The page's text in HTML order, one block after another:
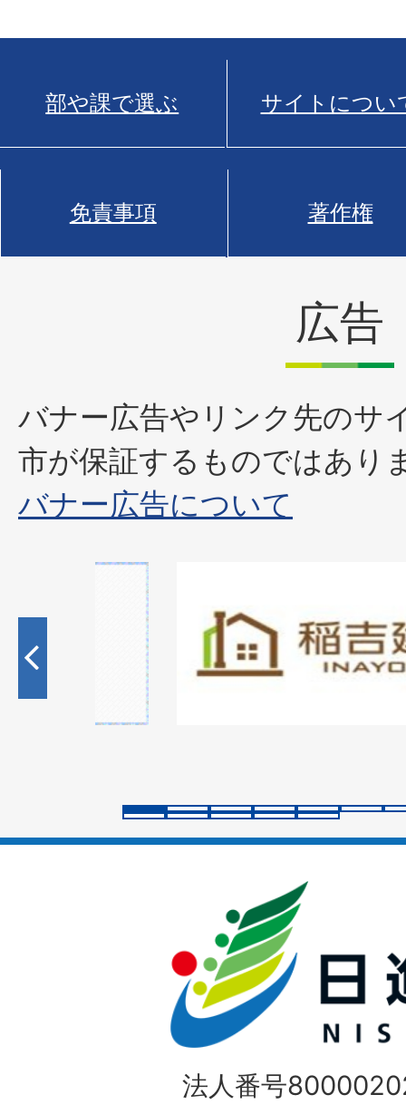
部や課で選ぶ サイトについ
免責事項 著作権
広告
バナー広告やリンク先のサ
市が保証するものではあり
バナー広告について
枚
目
ラ
イ
法人番号